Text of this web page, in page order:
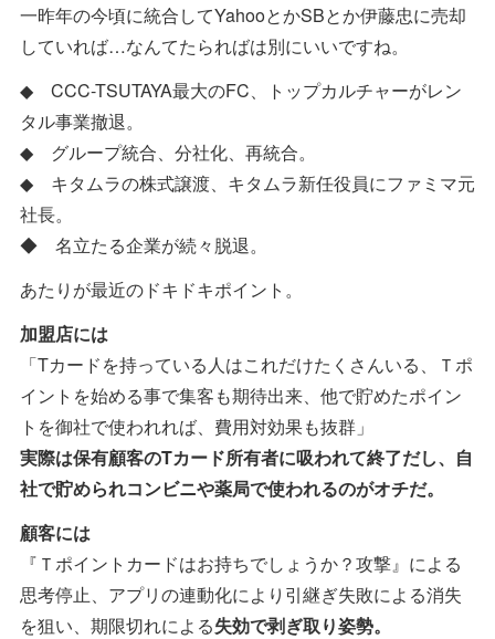
一昨年の今頃に統合してYahooとかSBとか伊藤忠に売却
していれば…なんてたらればは別にいいですね。
◆ CCC-TSUTAYA最大のFC、トップカルチャーがレン
タル事業撤退。
◆ グループ統合、分社化、再統合。
◆ キタムラの株式譲渡、キタムラ新任役員にファミマ元
社長。
◆ 名立たる企業が続々脱退。
あたりが最近のドキドキポイント。
加盟店には
「Tカードを持っている人はこれだけたくさんいる、Ｔポ
イントを始める事で集客も期待出来、他で貯めたポイン
トを御社で使われれば、費用対効果も抜群」
実際は保有顧客のTカード所有者に吸われて終了だし、自
社で貯められコンビニや薬局で使われるのがオチだ。
顧客には
『Ｔポイントカードはお持ちでしょうか？攻撃』による
思考停止、アプリの連動化により引継ぎ失敗による消失
を狙い、期限切れによる失効で剥ぎ取り姿勢。